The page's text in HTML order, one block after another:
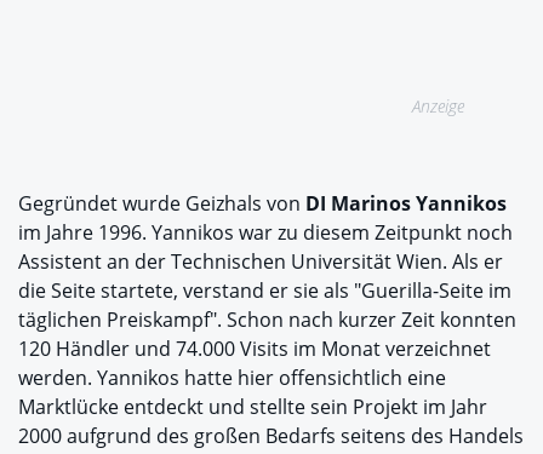
Anzeige
Gegründet wurde Geizhals von DI Marinos Yannikos
im Jahre 1996. Yannikos war zu diesem Zeitpunkt noch
Assistent an der Technischen Universität Wien. Als er
die Seite startete, verstand er sie als "Guerilla-Seite im
täglichen Preiskampf". Schon nach kurzer Zeit konnten
120 Händler und 74.000 Visits im Monat verzeichnet
werden. Yannikos hatte hier offensichtlich eine
Marktlücke entdeckt und stellte sein Projekt im Jahr
2000 aufgrund des großen Bedarfs seitens des Handels